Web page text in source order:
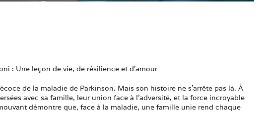
: Une leçon de vie, de résilience et d’amour
de la maladie de Parkinson. Mais son histoire ne s’arrête pas là. À
avec sa famille, leur union face à l’adversité, et la force incroyable
démontre que, face à la maladie, une famille unie rend chaque